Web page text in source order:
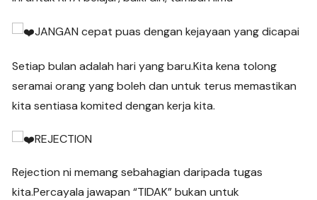
JANGAN cepat puas dengan kejayaan yang dicapai
Setiap bulan adalah hari yang baru.Kita kena tolong
seramai orang yang boleh dan untuk terus memastikan
kita sentiasa komited dengan kerja kita.
REJECTION
Rejection ni memang sebahagian daripada tugas
kita.Percayala jawapan “TIDAK” bukan untuk